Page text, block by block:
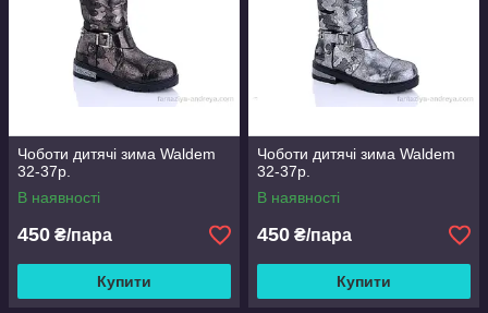
Чоботи дитячі зима Waldem
32-37р.
В наявності
450 ₴/пара
Купити
Чоботи дитячі зима Waldem
32-37р.
В наявності
450 ₴/пара
Купити